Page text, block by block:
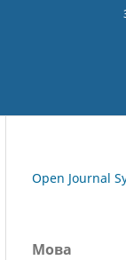
Open Journal
Мова